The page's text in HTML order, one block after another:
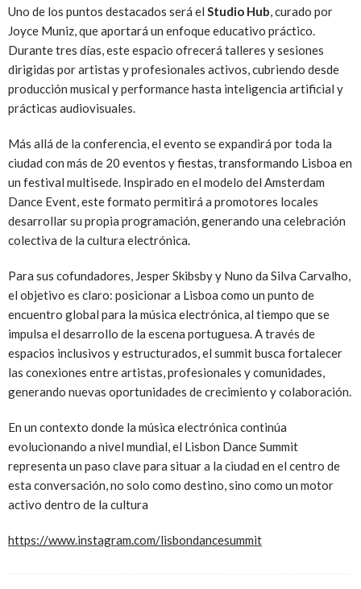
Uno de los puntos destacados será el Studio Hub, curado por
Joyce Muniz, que aportará un enfoque educativo práctico.
Durante tres días, este espacio ofrecerá talleres y sesiones
dirigidas por artistas y profesionales activos, cubriendo desde
producción musical y performance hasta inteligencia artificial y
prácticas audiovisuales.
Más allá de la conferencia, el evento se expandirá por toda la
ciudad con más de 20 eventos y fiestas, transformando Lisboa en
un festival multisede. Inspirado en el modelo del Amsterdam
Dance Event, este formato permitirá a promotores locales
desarrollar su propia programación, generando una celebración
colectiva de la cultura electrónica.
Para sus cofundadores, Jesper Skibsby y Nuno da Silva Carvalho,
el objetivo es claro: posicionar a Lisboa como un punto de
encuentro global para la música electrónica, al tiempo que se
impulsa el desarrollo de la escena portuguesa. A través de
espacios inclusivos y estructurados, el summit busca fortalecer
las conexiones entre artistas, profesionales y comunidades,
generando nuevas oportunidades de crecimiento y colaboración.
En un contexto donde la música electrónica continúa
evolucionando a nivel mundial, el Lisbon Dance Summit
representa un paso clave para situar a la ciudad en el centro de
esta conversación, no solo como destino, sino como un motor
activo dentro de la cultura
https://www.instagram.com/lisbondancesummit